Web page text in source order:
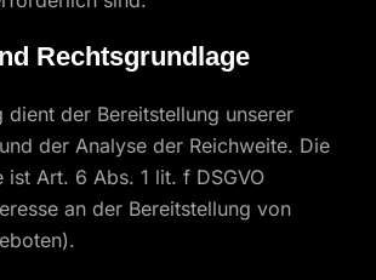
Rechtsgrundlage
dient der Bereitstellung unserer
der Analyse der Reichweite. Die
ist Art. 6 Abs. 1 lit. f DSGVO
an der Bereitstellung von